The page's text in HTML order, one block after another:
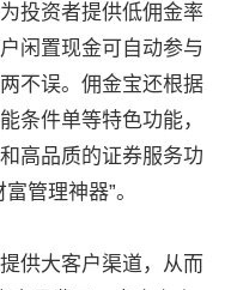
投资者提供低佣金率
闲置现金可自动参与
不误。佣金宝还根据
条件单等特色功能，
高品质的证券服务功
管理神器”‌。
供大客户渠道，从而